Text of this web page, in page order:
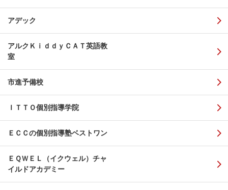
アデック
アルクＫｉｄｄｙＣＡＴ英語教
室
市進予備校
ＩＴＴＯ個別指導学院
ＥＣＣの個別指導塾ベストワン
ＥＱＷＥＬ（イクウェル）チャ
イルドアカデミー